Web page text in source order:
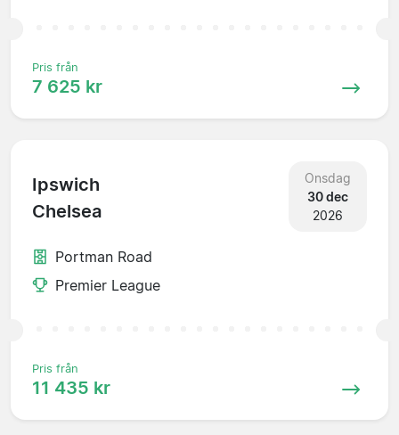
Pris från
7 625 kr
Ipswich
Chelsea
Onsdag
30 dec
2026
Portman Road
Premier League
Pris från
11 435 kr